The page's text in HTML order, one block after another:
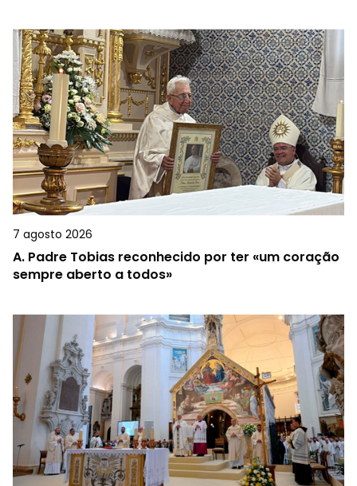
7 agosto 2026
A. Padre Tobias reconhecido por ter «um coração
sempre aberto a todos»